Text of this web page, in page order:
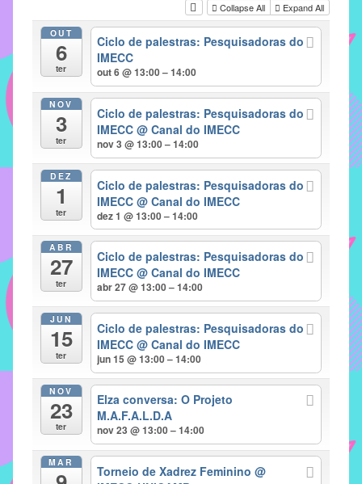
IMECC
como
atribuição
implementar
proporcionem
fortalecimento
vínculos
sociais
profissionais
professores
funcionários
IMECC,
Collapse All Expand All
OUT
6
ter
Ciclo de palestras: Pesquisadoras do
IMECC
out 6 @ 13:00 – 14:00
NOV
3
ter
Ciclo de palestras: Pesquisadoras do
IMECC@ Canal do IMECC
nov 3 @ 13:00 – 14:00
DEZ
1
ter
Ciclo de palestras: Pesquisadoras do
IMECC@ Canal do IMECC
dez 1 @ 13:00 – 14:00
ABR
27
ter
Ciclo de palestras: Pesquisadoras do
IMECC@ Canal do IMECC
abr 27 @ 13:00 – 14:00
JUN
15
ter
Ciclo de palestras: Pesquisadoras do
IMECC@ Canal do IMECC
jun 15 @ 13:00 – 14:00
NOV
23
ter
Elza conversa: O Projeto
M.A.F.A.L.D.A
nov 23 @ 13:00 – 14:00
MAR
Torneio de Xadrez Feminino@